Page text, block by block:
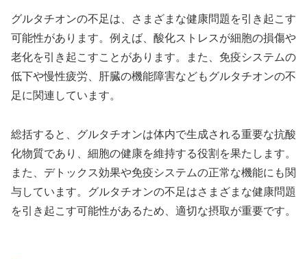
グルタチオンの不足は、さまざまな健康問題を引き起こす
可能性があります。例えば、酸化ストレスが細胞の損傷や
老化を引き起こすことがあります。また、免疫システムの
低下や慢性疲労、肝臓の機能障害などもグルタチオンの不
足に関連しています。
総括すると、グルタチオンは体内で生成される重要な抗酸
化物質であり、細胞の健康を維持する役割を果たします。
また、デトックス効果や免疫システムの正常な機能にも関
与しています。グルタチオンの不足はさまざまな健康問題
を引き起こす可能性があるため、適切な摂取が重要です。